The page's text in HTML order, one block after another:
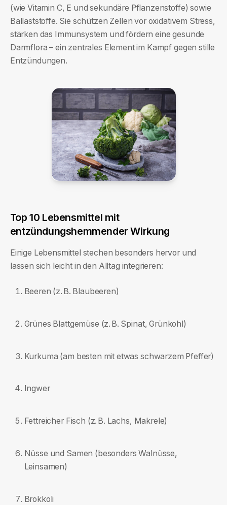
(wie Vitamin C, E und sekundäre Pflanzenstoffe) sowie
Ballaststoffe. Sie schützen Zellen vor oxidativem Stress,
stärken das Immunsystem und fördern eine gesunde
Darmflora – ein zentrales Element im Kampf gegen stille
Entzündungen.
Top 10 Lebensmittel mit
entzündungshemmender Wirkung
Einige Lebensmittel stechen besonders hervor und
lassen sich leicht in den Alltag integrieren:
Beeren (z. B. Blaubeeren)
Grünes Blattgemüse (z. B. Spinat, Grünkohl)
Kurkuma (am besten mit etwas schwarzem Pfeffer)
Ingwer
Fettreicher Fisch (z. B. Lachs, Makrele)
Nüsse und Samen (besonders Walnüsse,
Leinsamen)
Brokkoli